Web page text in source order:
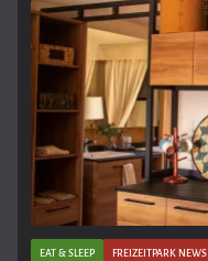
EAT & SLEEP FREIZEITPARK NEWS